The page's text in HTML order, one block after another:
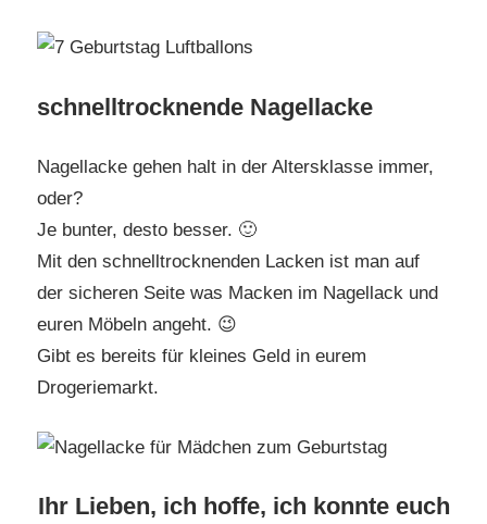
schnelltrocknende Nagellacke
Nagellacke gehen halt in der Altersklasse immer,
oder?
Je bunter, desto besser. 🙂
Mit den schnelltrocknenden Lacken ist man auf
der sicheren Seite was Macken im Nagellack und
euren Möbeln angeht. 😉
Gibt es bereits für kleines Geld in eurem
Drogeriemarkt.
Ihr Lieben, ich hoffe, ich konnte euch